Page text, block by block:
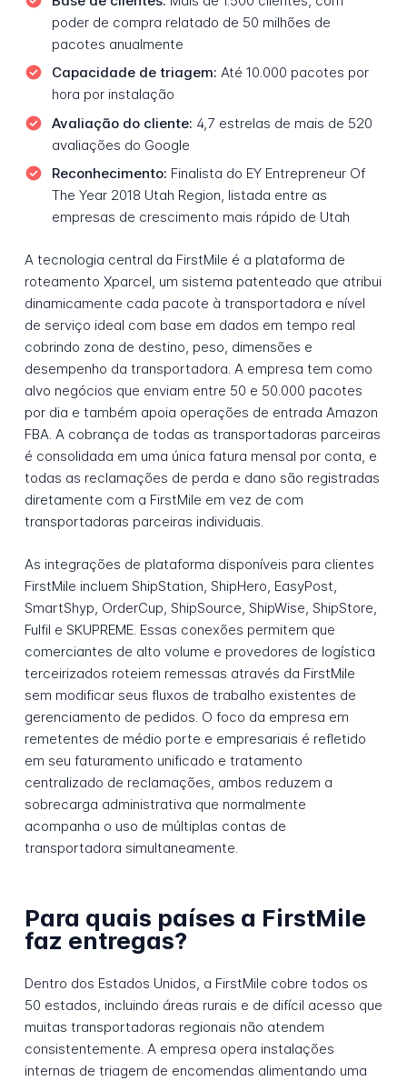
poder de compra relatado de 50 milhões de
pacotes anualmente
Capacidade de triagem: Até 10.000 pacotes por
hora por instalação
Avaliação do cliente: 4,7 estrelas de mais de 520
avaliações do Google
Reconhecimento: Finalista do EY Entrepreneur Of
The Year 2018 Utah Region, listada entre as
empresas de crescimento mais rápido de Utah
A tecnologia central da FirstMile é a plataforma de
roteamento Xparcel, um sistema patenteado que atribui
dinamicamente cada pacote à transportadora e nível
de serviço ideal com base em dados em tempo real
cobrindo zona de destino, peso, dimensões e
desempenho da transportadora. A empresa tem como
alvo negócios que enviam entre 50 e 50.000 pacotes
por dia e também apoia operações de entrada Amazon
FBA. A cobrança de todas as transportadoras parceiras
é consolidada em uma única fatura mensal por conta, e
todas as reclamações de perda e dano são registradas
diretamente com a FirstMile em vez de com
transportadoras parceiras individuais.
As integrações de plataforma disponíveis para clientes
FirstMile incluem ShipStation, ShipHero, EasyPost,
SmartShyp, OrderCup, ShipSource, ShipWise, ShipStore,
Fulfil e SKUPREME. Essas conexões permitem que
comerciantes de alto volume e provedores de logística
terceirizados roteiem remessas através da FirstMile
sem modificar seus fluxos de trabalho existentes de
gerenciamento de pedidos. O foco da empresa em
remetentes de médio porte e empresariais é refletido
em seu faturamento unificado e tratamento
centralizado de reclamações, ambos reduzem a
sobrecarga administrativa que normalmente
acompanha o uso de múltiplas contas de
transportadora simultaneamente.
Para quais países a FirstMile
faz entregas?
Dentro dos Estados Unidos, a FirstMile cobre todos os
50 estados, incluindo áreas rurais e de difícil acesso que
muitas transportadoras regionais não atendem
consistentemente. A empresa opera instalações
internas de triagem de encomendas alimentando uma